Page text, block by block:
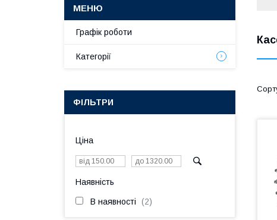
Графік роботи
Категорії
ФІЛЬТРИ
Ціна
Наявність
В наявності 2